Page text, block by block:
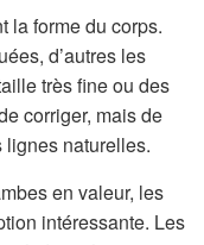
la forme du corps.
d’autres les
très fine ou des
corriger, mais de
naturelles.
en valeur, les
intéressante. Les